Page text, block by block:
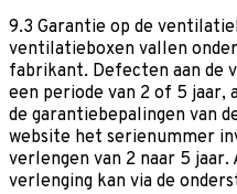
9.3 Garantie op de
ventilatieboxen vallen
fabrikant. Defecten aan de
een periode van 2 of 5
de garantiebepalingen van
website het serienummer
verlengen van 2 naar 5
verlenging kan via de